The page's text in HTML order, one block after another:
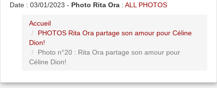
Date : 03/01/2023 - Photo Rita Ora : ALL PHOTOS
Accueil
PHOTOS Rita Ora partage son amour pour Céline
Dion!
Photo n°20 : Rita Ora partage son amour pour
Céline Dion!